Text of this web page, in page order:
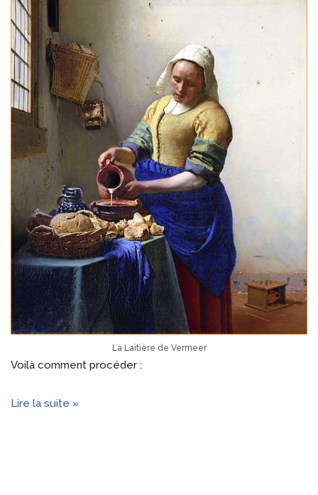
La Laitière de Vermeer
Voilà comment procéder :
Lire la suite »